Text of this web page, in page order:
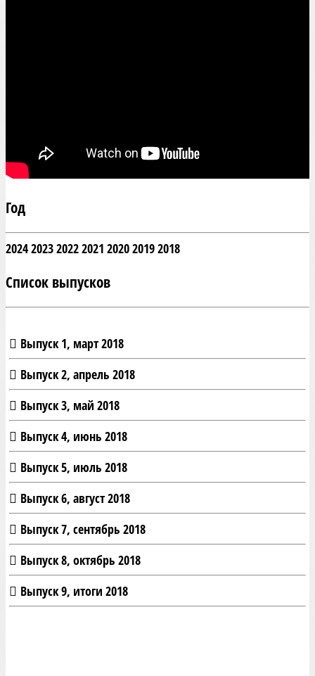
Год
2024202320222021 202020192018
Список выпусков
Выпуск 1, март 2018
Выпуск 2, апрель 2018
Выпуск 3, май 2018
Выпуск 4, июнь 2018
Выпуск 5, июль 2018
Выпуск 6, август 2018
Выпуск 7, сентябрь 2018
Выпуск 8, октябрь 2018
Выпуск 9, итоги 2018